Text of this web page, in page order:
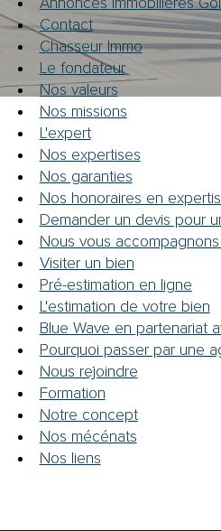
Contact
Chasseur Immo
Le fondateur
Nos valeurs
Nos missions
L'expert
Nos expertises
Nos garanties
Nos honoraires en
Demander un devis pour
Nous vous
Visiter un bien
Pré-estimation en ligne
L'estimation de votre bien
Blue Wave en partenariat
Pourquoi passer par une
Nous rejoindre
Formation
Notre concept
Nos mécénats
Nos liens
Budget
BUDGET
SURFACE
Surface
Pièces
PIÈCES
RÉFÉRENCE
COUPS DE COEUR